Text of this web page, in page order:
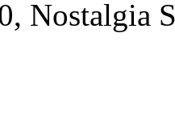
Nostalgia